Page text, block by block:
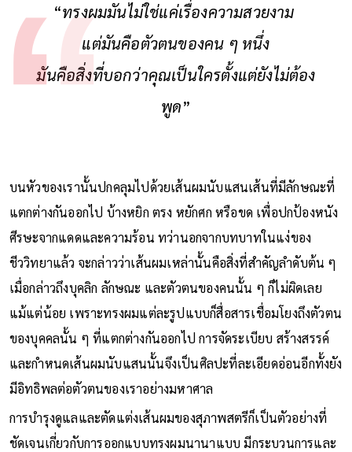
“ทรงผมมันไม่ใช่แค่เรื่องความสวยงาม
แต่มันคือตัวตนของคน ๆ หนึ่ง
มันคือสิ่งที่บอกว่าคุณเป็นใครตั้งแต่ยังไม่ต้อง
พูด”
บนหัวของเรานั้นปกคลุมไปด้วยเส้นผมนับแสนเส้นที่มีลักษณะที่
แตกต่างกันออกไป บ้างหยิก ตรง หยักศก หรือขด เพื่อปกป้องหนัง
ศีรษะจากแดดและความร้อน ทว่านอกจากบทบาทในแง่ของ
ชีววิทยาแล้ว จะกล่าวว่าเส้นผมเหล่านั้นคือสิ่งที่สำคัญลำดับต้น ๆ
เมื่อกล่าวถึงบุคลิก ลักษณะ และตัวตนของคนนั้น ๆ ก็ไม่ผิดเลย
แม้แต่น้อย เพราะทรงผมแต่ละรูปแบบก็สื่อสารเชื่อมโยงถึงตัวตน
ของบุคคลนั้น ๆ ที่แตกต่างกันออกไป การจัดระเบียบ สร้างสรรค์
และกำหนดเส้นผมนับแสนนั้นจึงเป็นศิลปะที่ละเอียดอ่อนอีกทั้งยัง
มีอิทธิพลต่อตัวตนของเราอย่างมหาศาล
การบำรุงดูแลและตัดแต่งเส้นผมของสุภาพสตรีก็เป็นตัวอย่างที่
ชัดเจนเกี่ยวกับการออกแบบทรงผมนานาแบบ มีกระบวนการและ